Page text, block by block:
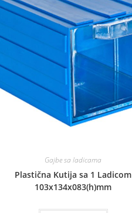
Gajbe sa ladicama
Plastična Kutija sa 1 Ladicom
103x134x083(h)mm